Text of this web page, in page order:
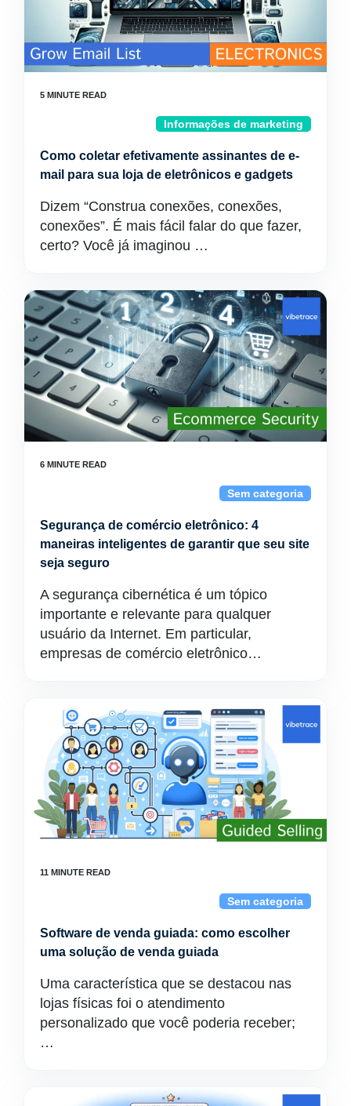
Informações de marketing
Como coletar efetivamente assinantes de e-
mail para sua loja de eletrônicos e gadgets
Dizem “Construa conexões, conexões,
conexões”. É mais fácil falar do que fazer,
certo? Você já imaginou …
Sem categoria
Segurança de comércio eletrônico: 4
maneiras inteligentes de garantir que seu site
seja seguro
A segurança cibernética é um tópico
importante e relevante para qualquer
usuário da Internet. Em particular,
empresas de comércio eletrônico…
Sem categoria
Software de venda guiada: como escolher
uma solução de venda guiada
Uma característica que se destacou nas
lojas físicas foi o atendimento
personalizado que você poderia receber;
…